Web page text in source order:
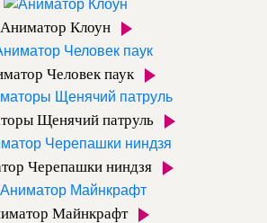
Аниматор Клоун
Человек паук
Щенячий патруль
Черепашки ниндзя
Майнкрафт